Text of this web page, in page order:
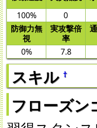
100%
0
防御力無
視
実攻撃倍
率
0% 7.8
スキル †
フローズ